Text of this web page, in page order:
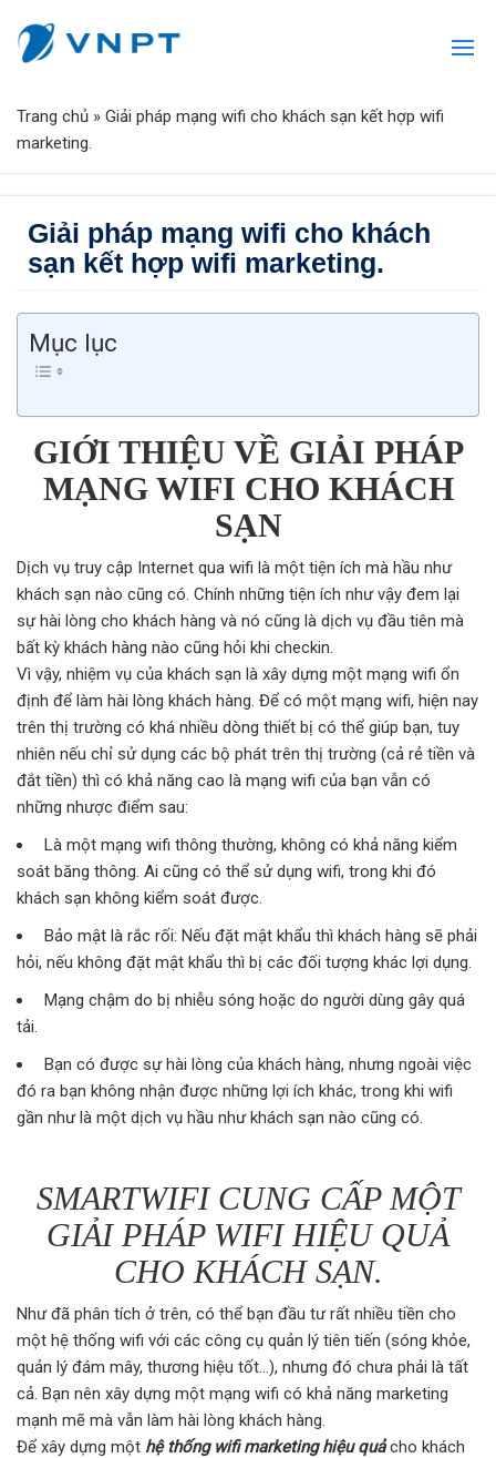
Trang chủ » Giải pháp mạng wifi cho khách sạn kết hợp wifi
marketing.
Giải pháp mạng wifi cho khách
sạn kết hợp wifi marketing.
Mục lục
GIỚI THIỆU VỀ GIẢI PHÁP
MẠNG WIFI CHO KHÁCH
SẠN
Dịch vụ truy cập Internet qua wifi là một tiện ích mà hầu như
khách sạn nào cũng có. Chính những tiện ích như vậy đem lại
sự hài lòng cho khách hàng và nó cũng là dịch vụ đầu tiên mà
bất kỳ khách hàng nào cũng hỏi khi checkin.
Vì vậy, nhiệm vụ của khách sạn là xây dựng một mạng wifi ổn
định để làm hài lòng khách hàng. Để có một mạng wifi, hiện nay
trên thị trường có khá nhiều dòng thiết bị có thể giúp bạn, tuy
nhiên nếu chỉ sử dụng các bộ phát trên thị trường (cả rẻ tiền và
đắt tiền) thì có khả năng cao là mạng wifi của bạn vẫn có
những nhược điểm sau:
Là một mạng wifi thông thường, không có khả năng kiểm
soát băng thông. Ai cũng có thể sử dụng wifi, trong khi đó
khách sạn không kiểm soát được.
Bảo mật là rắc rối: Nếu đặt mật khẩu thì khách hàng sẽ phải
hỏi, nếu không đặt mật khẩu thì bị các đối tượng khác lợi dụng.
Mạng chậm do bị nhiễu sóng hoặc do người dùng gây quá
tải.
Bạn có được sự hài lòng của khách hàng, nhưng ngoài việc
đó ra bạn không nhận được những lợi ích khác, trong khi wifi
gần như là một dịch vụ hầu như khách sạn nào cũng có.
SMARTWIFI CUNG CẤP MỘT
GIẢI PHÁP WIFI HIỆU QUẢ
CHO KHÁCH SẠN.
Như đã phân tích ở trên, có thể bạn đầu tư rất nhiều tiền cho
một hệ thống wifi với các công cụ quản lý tiên tiến (sóng khỏe,
quản lý đám mây, thương hiệu tốt…), nhưng đó chưa phải là tất
cả. Bạn nên xây dựng một mạng wifi có khả năng marketing
mạnh mẽ mà vẫn làm hài lòng khách hàng.
Để xây dựng một hệ thống wifi marketing hiệu quảcho khách